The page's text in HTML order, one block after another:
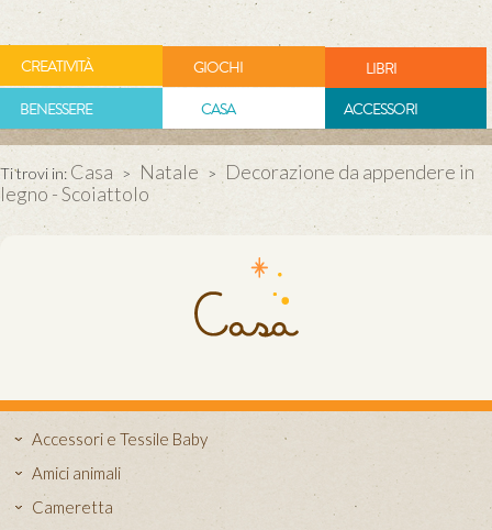
CREATIVITÀ GIOCHI
LIBRI
BENESSERE
CASA ACCESSORI
Ti trovi in: Casa > Natale > Decorazione da appendere in
legno - Scoiattolo
Accessori e Tessile Baby
Amici animali
Cameretta